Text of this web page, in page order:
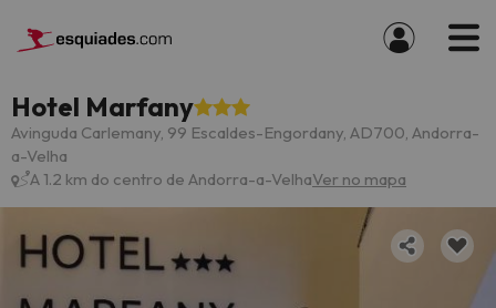
Hotel Marfany
Avinguda Carlemany, 99 Escaldes-Engordany, AD700, Andorra-
a-Velha
A 1.2 km do centro de Andorra-a-VelhaVer no mapa